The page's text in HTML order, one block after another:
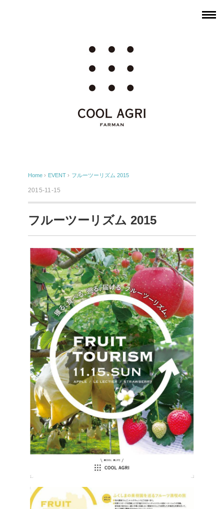
Home › EVENT › フルーツーリズム 2015
2015-11-15
フルーツーリズム 2015